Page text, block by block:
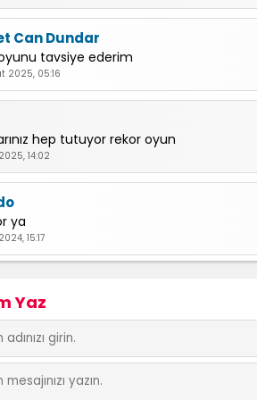
Can Dundar
tavsiye ederim
2025, 05:16
hep tutuyor rekor oyun
14:02
ya
15:17
eklense daha guzel olur bence
12:44
YORUMUM BITANE YUTEBER OLMAK
Yaz